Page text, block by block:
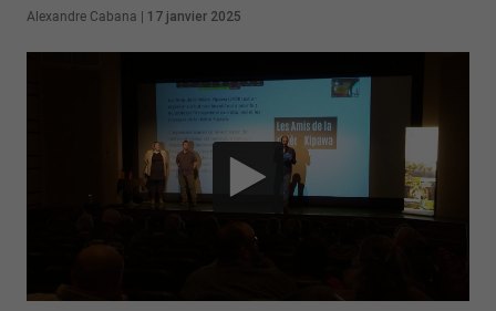
Alexandre Cabana 17 janvier 2025